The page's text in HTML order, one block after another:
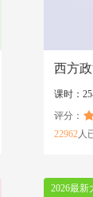
西方政
课时：
评分：
22962人
2026最新